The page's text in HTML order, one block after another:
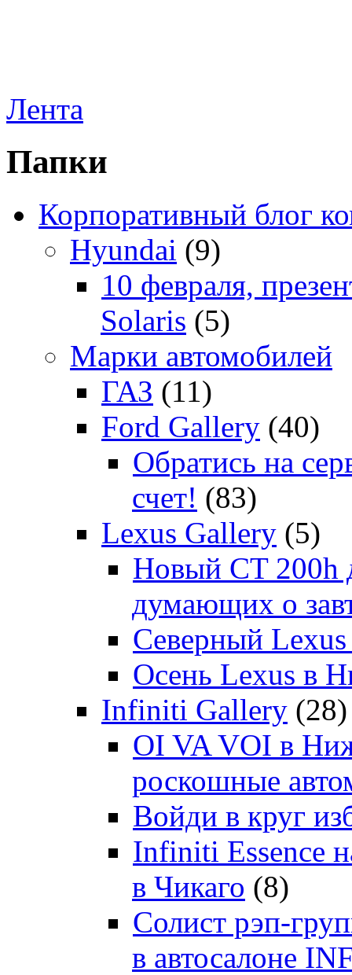
Лента
Папки
Корпоративный блог
Hyundai (9)
10 февраля,
Solaris (5)
Марки автомобилей
ГАЗ (11)
Ford Gallery (40)
Обратись на
счет! (83)
Lexus Gallery (5)
Новый CT 200h
думающих о
Северный Lexus
Осень Lexus в
Infiniti Gallery (28)
OI VA VOI в
роскошные
Войди в круг
Infiniti Essence
в Чикаго (8)
Солист рэп-
в автосалоне